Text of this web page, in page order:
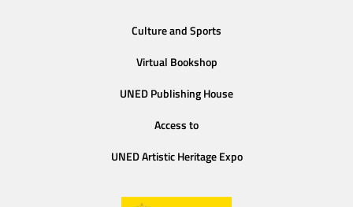
Culture and Sports
Virtual Bookshop
UNED Publishing House
Access to
UNED Artistic Heritage Expo